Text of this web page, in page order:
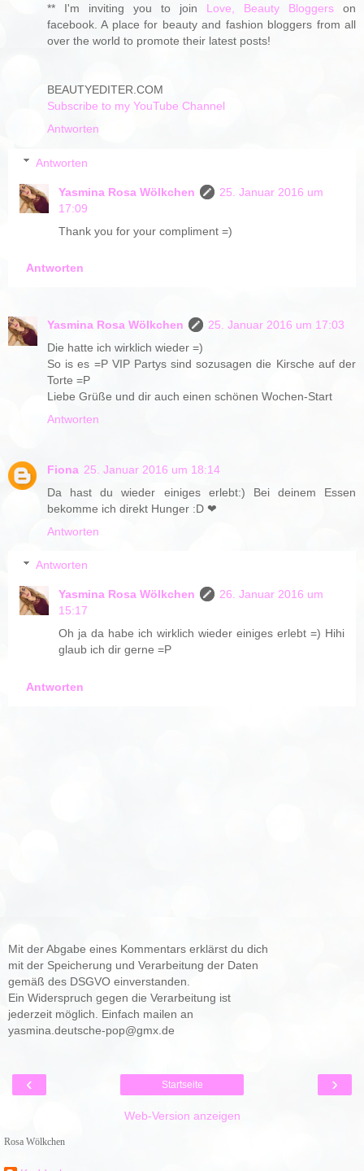
** I'm inviting you to join Love, Beauty Bloggers on
facebook. A place for beauty and fashion bloggers from all
over the world to promote their latest posts!
BEAUTYEDITER.COM
Subscribe to my YouTube Channel
Antworten
Antworten
Yasmina Rosa Wölkchen
25. Januar 2016 um
17:09
Thank you for your compliment =)
Antworten
Yasmina Rosa Wölkchen
25. Januar 2016 um 17:03
Die hatte ich wirklich wieder =)
So is es =P VIP Partys sind sozusagen die Kirsche auf der
Torte =P
Liebe Grüße und dir auch einen schönen Wochen-Start
Antworten
Fiona 25. Januar 2016 um 18:14
Da hast du wieder einiges erlebt:) Bei deinem Essen
bekomme ich direkt Hunger :D ❤
Antworten
Antworten
Yasmina Rosa Wölkchen
26. Januar 2016 um
15:17
Oh ja da habe ich wirklich wieder einiges erlebt =) Hihi
glaub ich dir gerne =P
Antworten
Mit der Abgabe eines Kommentars erklärst du dich
mit der Speicherung und Verarbeitung der Daten
gemäß des DSGVO einverstanden.
Ein Widerspruch gegen die Verarbeitung ist
jederzeit möglich. Einfach mailen an
yasmina.deutsche-pop@gmx.de
‹ ›
Startseite
Web-Version anzeigen
Rosa Wölkchen